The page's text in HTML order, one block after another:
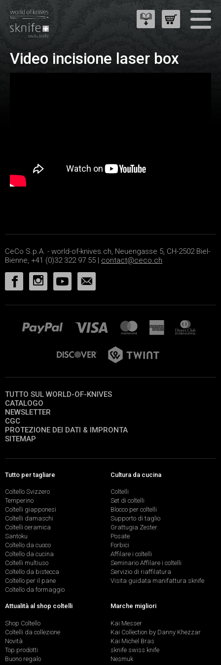
Video incisione laser box
CeCo S.p.A. - world-of-knives.ch, Neuengasse 5, CH-2502 Biel-
Bienne, +41 (0)32 322 97 55 | contact@ceco.ch
TUTTO SUL WORLD-OF-KNIVES
CATALOGO
NEWSLETTER
CGC
PROTEZIONE DEI DATI & IMPRONTA
SITEMAP
Tutto per tagliare
Coltello Svizzero
Temperino
Coltelli giapponesi
Coltelli damaschi
Coltelli ceramica
Santoku
Coltello da cuoco
Coltello da cucina
Coltelli multiuso
Coltello da bistecca
Coltello per il pane
Coltello da formaggio
Cultura da cucina
Coltelli
Set di coltelli
Blocco per coltelli
Supporto di taglio
Grattugia Zester
Posate
Forbici
Affilare i coltelli
Seminario Affilare i coltelli
Servizio di riaffilatura
Visita guidata manifattura sknife
Attualità al shop coltelli
Shop Coltello
Coltelli da collezione
Novità
Top prodotti
Buono regalo
Marche migliori
Kai Messer
Kai Collection by Danny Khezzar
Kai Michel Bras
sknife swiss knife
Nesmuk